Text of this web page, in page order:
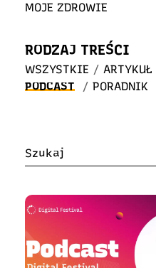
MOJE ZDROWIE
RODZAJ TREŚCI
WSZYSTKIE / ARTYKUŁ
PODCAST
/ PORADNIK